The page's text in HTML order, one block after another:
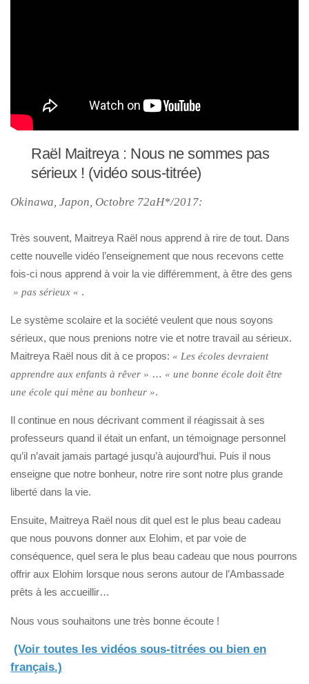
Raël Maitreya : Nous ne sommes pas
sérieux ! (vidéo sous-titrée)
Okinawa, Japon, Octobre 72aH*/2017:
Très souvent, Maitreya Raël nous apprend à rire de tout. Dans
cette nouvelle vidéo l’enseignement que nous recevons cette
fois-ci nous apprend à voir la vie différemment, à être des gens
» pas sérieux « .
Le système scolaire et la société veulent que nous soyons
sérieux, que nous prenions notre vie et notre travail au sérieux.
Maitreya Raël nous dit à ce propos: « Les écoles devraient
apprendre aux enfants à rêver » … « une bonne école doit être
une école qui mène au bonheur ».
Il continue en nous décrivant comment il réagissait à ses
professeurs quand il était un enfant, un témoignage personnel
qu’il n’avait jamais partagé jusqu’à aujourd’hui. Puis il nous
enseigne que notre bonheur, notre rire sont notre plus grande
liberté dans la vie.
Ensuite, Maitreya Raël nous dit quel est le plus beau cadeau
que nous pouvons donner aux Elohim, et par voie de
conséquence, quel sera le plus beau cadeau que nous pourrons
offrir aux Elohim lorsque nous serons autour de l’Ambassade
prêts à les accueillir…
Nous vous souhaitons une très bonne écoute !
(Voir toutes les vidéos sous-titrées ou bien en
français.)